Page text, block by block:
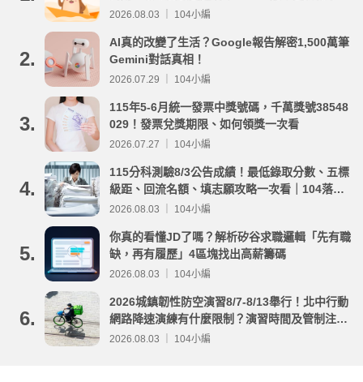
2026.08.03 ｜ 104小編
2.
AI真的改變了生活？Google報告解密1,500萬筆
Gemini對話真相！
2026.07.29 ｜ 104小編
3.
115年5-6月統一發票中獎號碼，千萬獎號38548
029！發票兌獎期限、如何領獎一次看
2026.07.27 ｜ 104小編
4.
115分科測驗8/3公告成績！最低錄取分數、五標
級距、回流名額、填志願攻略一次看｜104落點
分析
2026.08.03 ｜ 104小編
5.
你真的看懂JD了嗎？解析矽谷求職邏輯「先有職
缺，再有履歷」4區塊找出高薪籌碼
2026.08.03 ｜ 104小編
6.
2026城鎮韌性防空演習8/7-8/13舉行！北中行動
網路降速演練有什麼限制？演習時間及管制注意
事項整理
2026.08.03 ｜ 104小編